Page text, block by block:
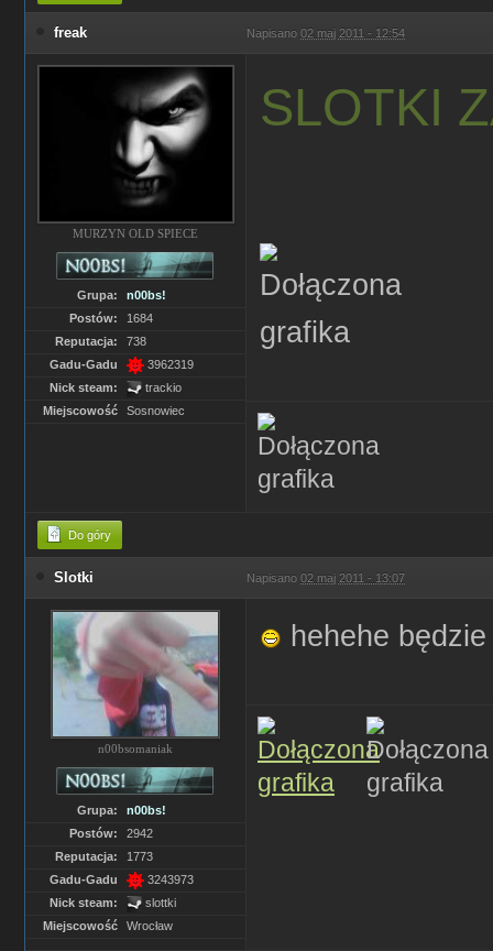
freak Napisano 02 maj 2011 - 12:54
MURZYN OLD SPIECE
Grupa:
n00bs!
Postów:
1684
Reputacja:
738
Gadu-Gadu
3962319
Nick steam:
trackio
Miejscowość
Sosnowiec
SLOTKI
Do góry
Slotki Napisano 02 maj 2011 - 13:07
n00bsomaniak
Grupa:
n00bs!
Postów:
2942
Reputacja:
1773
Gadu-Gadu
3243973
Nick steam:
slottki
Miejscowość
Wrocław
hehehe